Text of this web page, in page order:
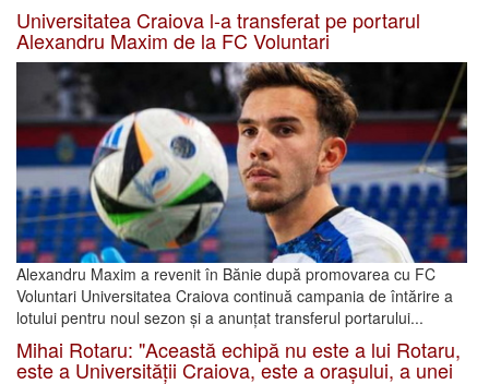
Universitatea Craiova l-a transferat pe portarul
Alexandru Maxim de la FC Voluntari
Alexandru Maxim a revenit în Bănie după promovarea cu FC
Voluntari Universitatea Craiova continuă campania de întărire a
lotului pentru noul sezon și a anunțat transferul portarului...
Mihai Rotaru: "Această echipă nu este a lui Rotaru,
este a Universității Craiova, este a orașului, a unei